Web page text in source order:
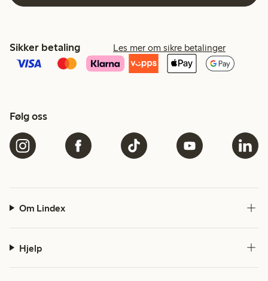
Sikker betaling Les mer om sikre betalinger
Følg oss
Om Lindex
Hjelp